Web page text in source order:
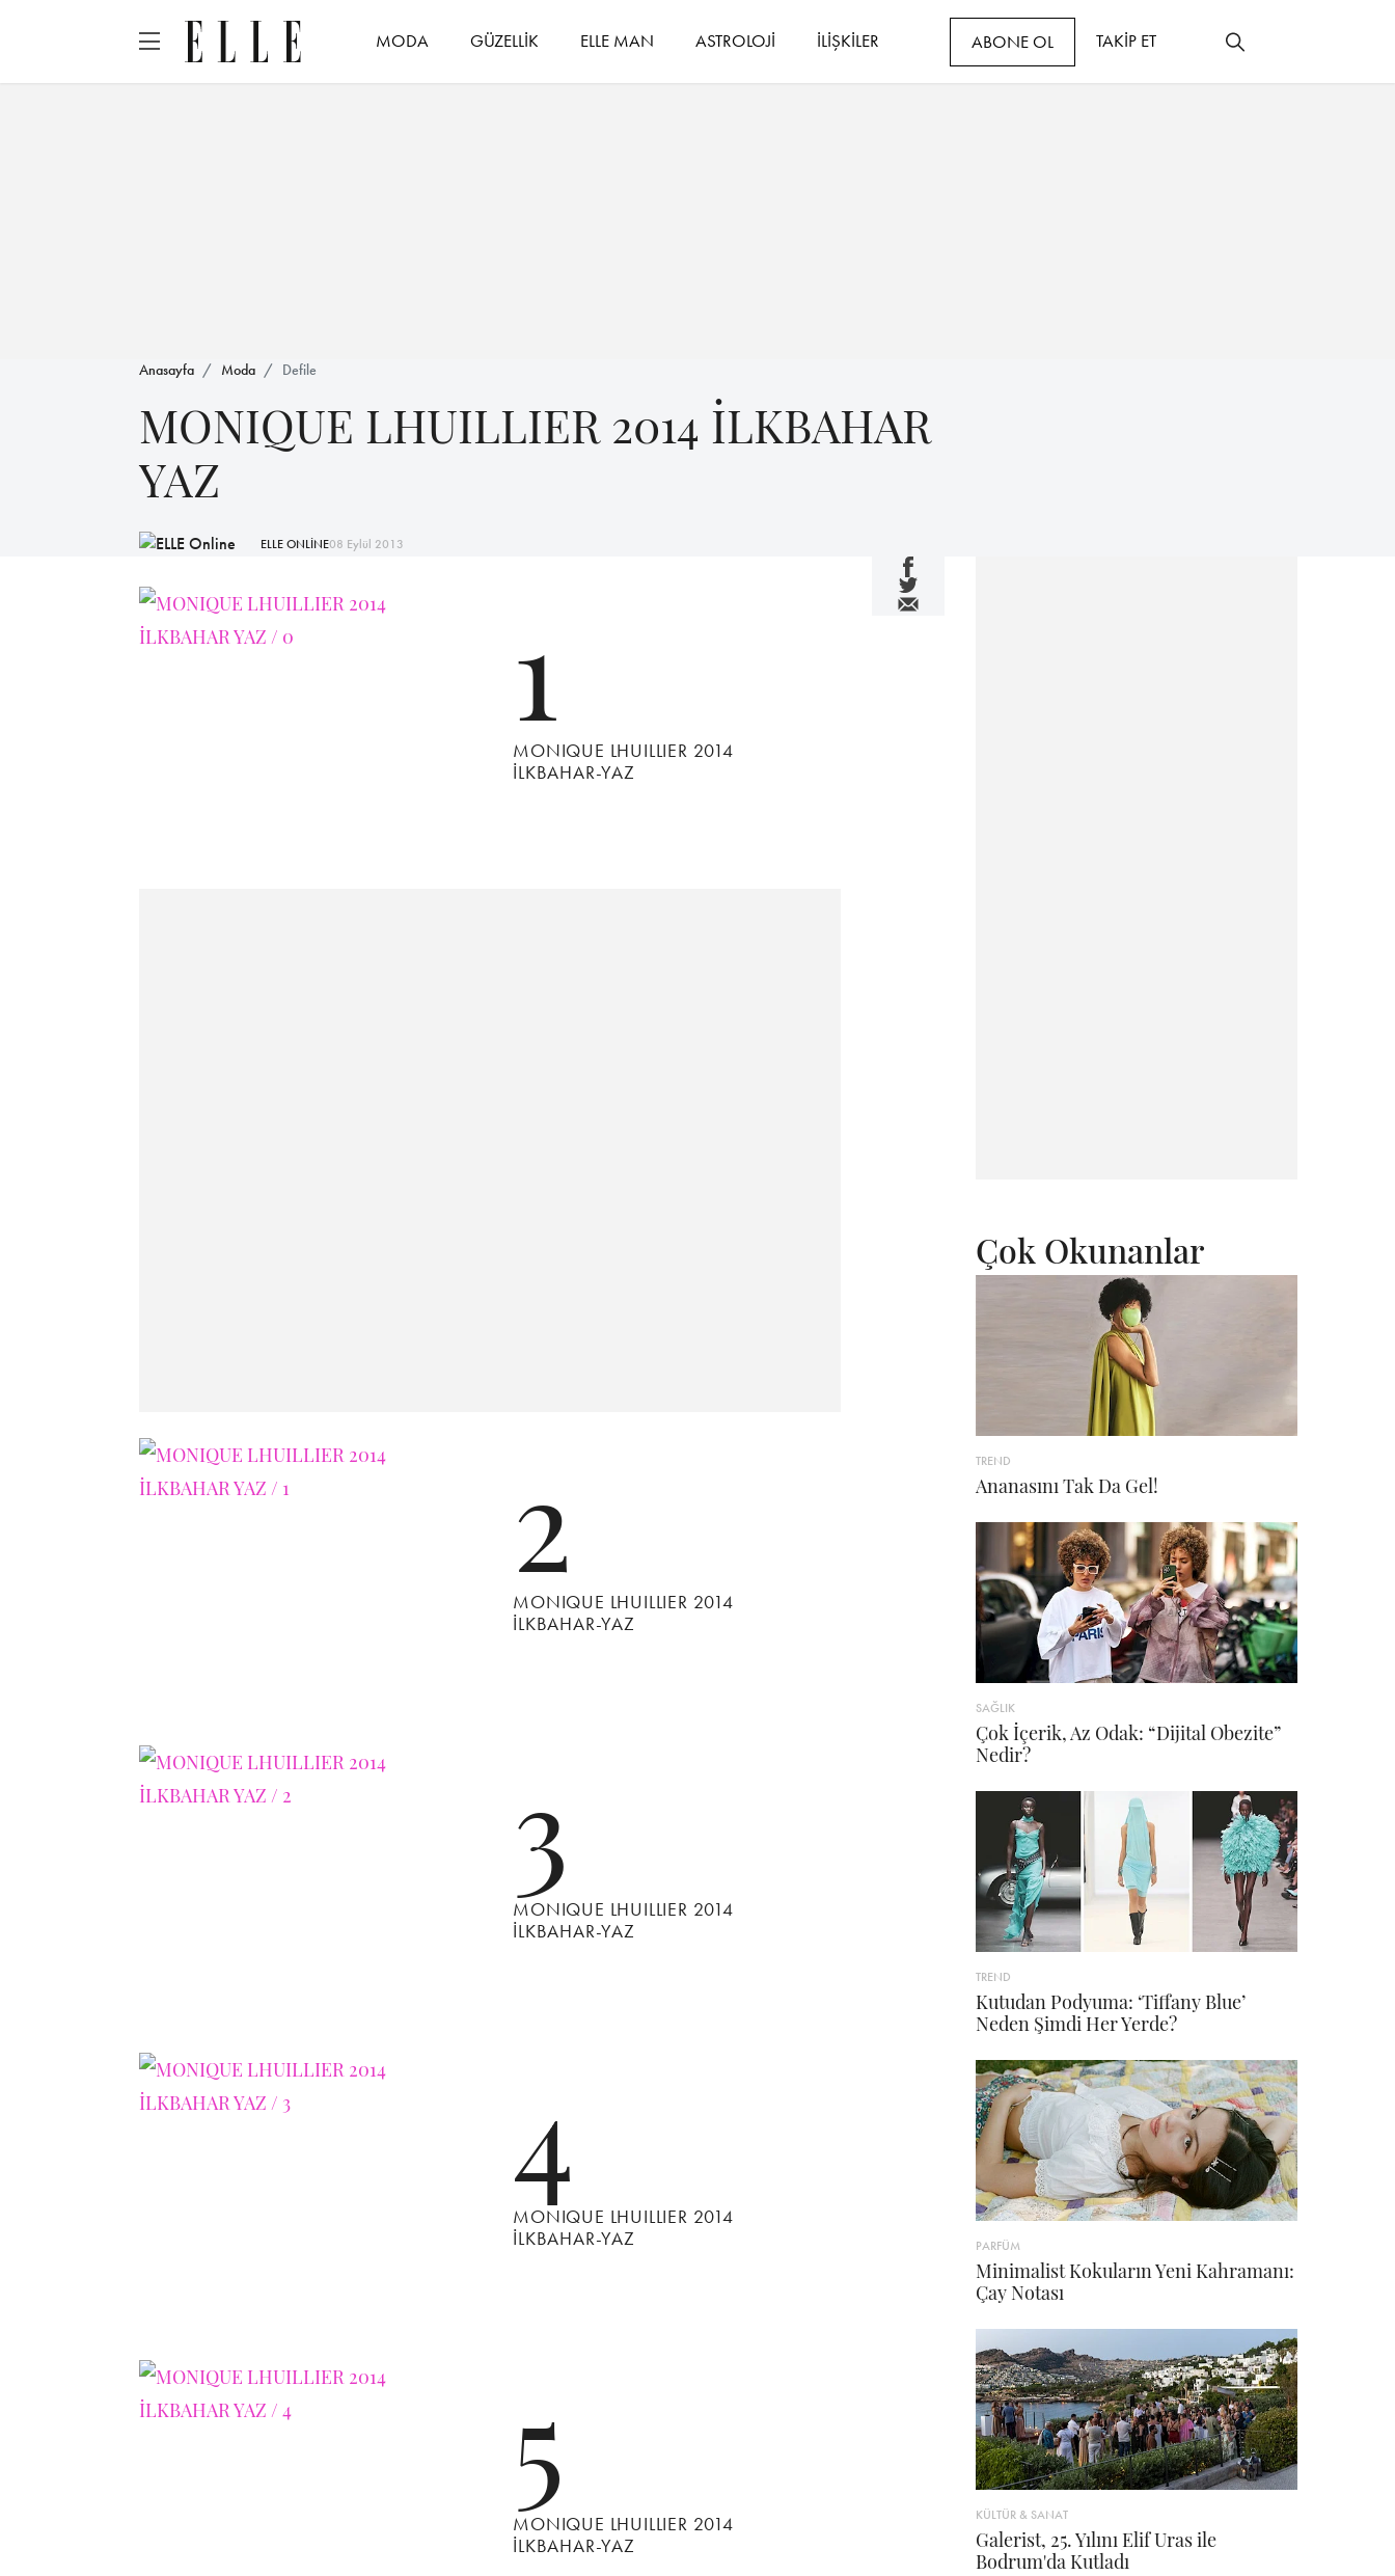
MODA GÜZELLİK ELLE MAN ASTROLOJİ İLİŞKİLER ABONE OL TAKİP ET
Anasayfa Moda Defile
MONIQUE LHUILLIER 2014 İLKBAHAR
YAZ
ELLE ONLİNE08 Eylül 2013
1
MONIQUE LHUILLIER 2014
İLKBAHAR-YAZ
2
MONIQUE LHUILLIER 2014
İLKBAHAR-YAZ
3
MONIQUE LHUILLIER 2014
İLKBAHAR-YAZ
4
MONIQUE LHUILLIER 2014
İLKBAHAR-YAZ
5
MONIQUE LHUILLIER 2014
İLKBAHAR-YAZ
Çok Okunanlar
TREND
Ananasını Tak Da Gel!
SAĞLIK
Çok İçerik, Az Odak: “Dijital Obezite”
Nedir?
TREND
Kutudan Podyuma: ‘Tiffany Blue’
Neden Şimdi Her Yerde?
PARFÜM
Minimalist Kokuların Yeni Kahramanı:
Çay Notası
KÜLTÜR & SANAT
Galerist, 25. Yılını Elif Uras ile
Bodrum'da Kutladı